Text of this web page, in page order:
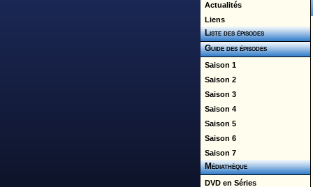
Actualités
Liens
Liste des épisodes
Guide des épisodes
Saison 1
Saison 2
Saison 3
Saison 4
Saison 5
Saison 6
Saison 7
Médiathèque
DVD en Séries